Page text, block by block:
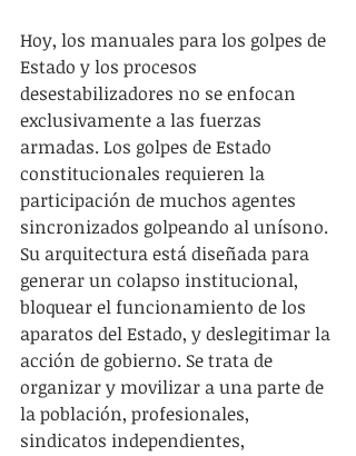
Hoy, los manuales para los golpes de
Estado y los procesos
desestabilizadores no se enfocan
exclusivamente a las fuerzas
armadas. Los golpes de Estado
constitucionales requieren la
participación de muchos agentes
sincronizados golpeando al unísono.
Su arquitectura está diseñada para
generar un colapso institucional,
bloquear el funcionamiento de los
aparatos del Estado, y deslegitimar la
acción de gobierno. Se trata de
organizar y movilizar a una parte de
la población, profesionales,
sindicatos independientes,